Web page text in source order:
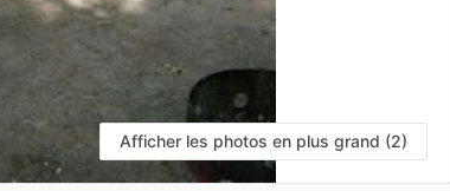
Afficher les photos en plus grand (2)